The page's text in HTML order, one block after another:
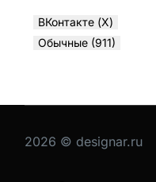
ВКонтакте (X)
Обычные (911)
2026 © designar.ru